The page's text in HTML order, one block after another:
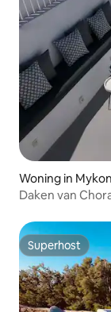
Woning in
Daken van
Superhost
Superhost